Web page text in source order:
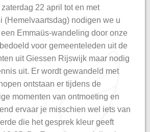
zaterdag 22 april tot en met
(Hemelvaartsdag) nodigen we u
Emmaüs-wandeling door onze
voor gemeenteleden uit de
uit Giessen Rijswijk maar nodig
uit. Er wordt gewandeld met
ontstaan er tijdens de
momenten van ontmoeting en
ervaar je misschien wel iets van
die het gesprek kleur geeft